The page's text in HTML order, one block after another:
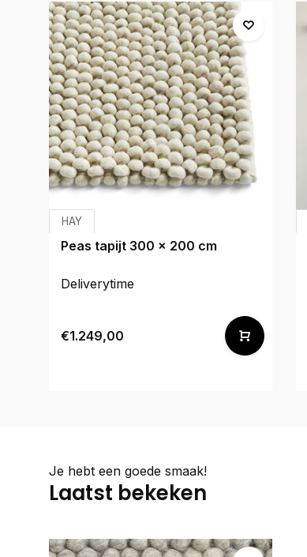
HAY
Peas tapijt 300 x 200 cm
Deliverytime
€1.249,00
Je hebt een goede smaak!
Laatst bekeken